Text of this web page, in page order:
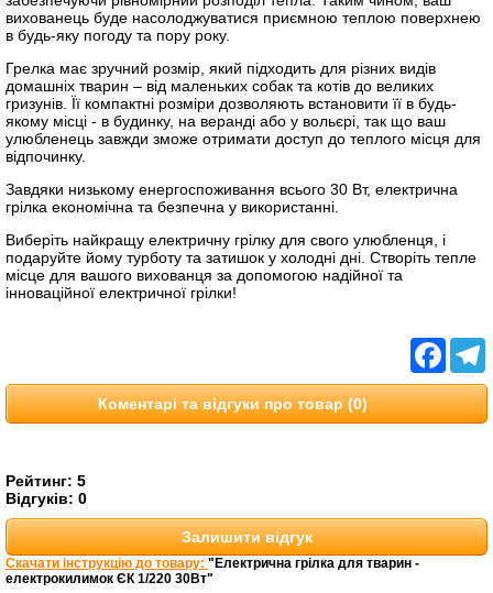
вихованець буде насолоджуватися приємною теплою поверхнею
в будь-яку погоду та пору року.
Грелка має зручний розмір, який підходить для різних видів
домашніх тварин – від маленьких собак та котів до великих
гризунів. Її компактні розміри дозволяють встановити її в будь-
якому місці - в будинку, на веранді або у вольєрі, так що ваш
улюбленець завжди зможе отримати доступ до теплого місця для
відпочинку.
Завдяки низькому енергоспоживання всього 30 Вт, електрична
грілка економічна та безпечна у використанні.
Виберіть найкращу електричну грілку для свого улюбленця, і
подаруйте йому турботу та затишок у холодні дні. Створіть тепле
місце для вашого вихованця за допомогою надійної та
інноваційної електричної грілки!
Коментарі та відгуки про товар (0)
Рейтинг: 5
Відгуків: 0
Залишити відгук
Скачати інструкцію до товару: "Електрична грілка для тварин -
електрокилимок ЄК 1/220 30Вт"